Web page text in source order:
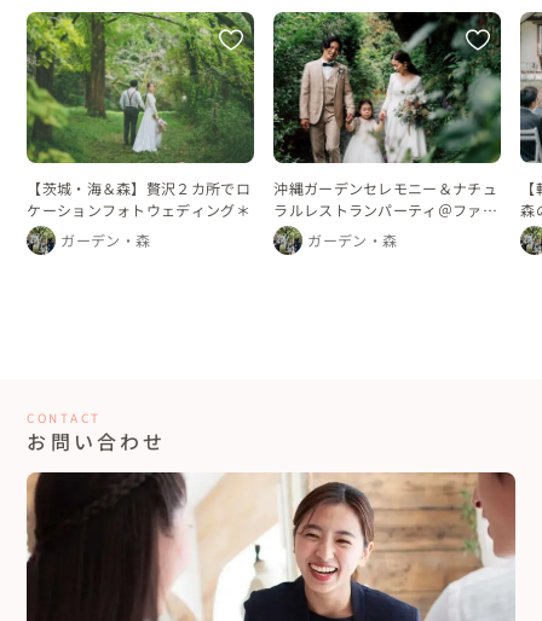
【茨城・海＆森】贅沢２カ所でロ
ケーションフォトウェディング＊
ガーデン・森
沖縄ガーデンセレモニー＆ナチュ
ラルレストランパーティ＠ファミ
リーウェディング
ガーデン・森
森
CONTACT
お問い合わせ